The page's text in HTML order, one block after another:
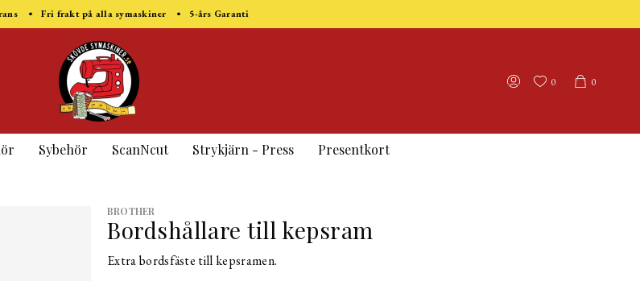
• Fri frakt på alla symaskiner • 5-års Garanti
0
0
Sybehör ScanNcut Strykjärn - Press Presentkort
BROTHER
Bordshållare till kepsram
Extra bordsfäste till kepsramen.